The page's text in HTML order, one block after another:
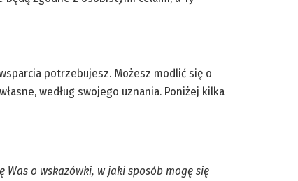
potrzebujesz. Możesz modlić się o
według swojego uznania. Poniżej kilka
o wskazówki, w jaki sposób mogę się